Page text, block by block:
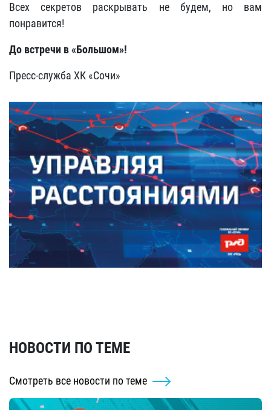
Всех секретов раскрывать не будем, но вам
понравится!
До встречи в «Большом»!
Пресс-служба ХК «Сочи»
НОВОСТИ ПО ТЕМЕ
Смотреть все новости по теме